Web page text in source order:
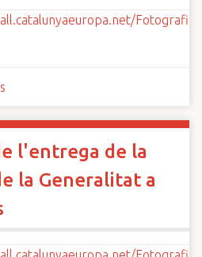
l'entrega de la
la Generalitat a